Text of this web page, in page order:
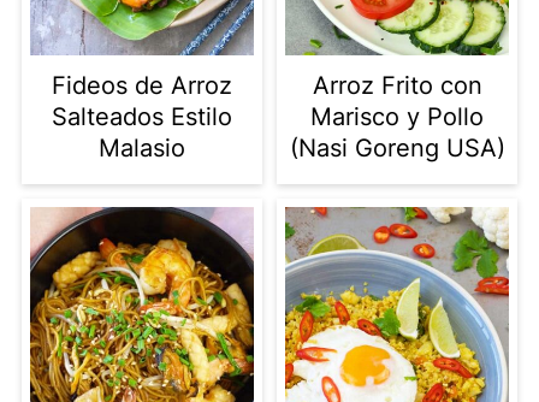
Fideos de Arroz
Salteados Estilo
Malasio
Arroz Frito con
Marisco y Pollo
(Nasi Goreng USA)